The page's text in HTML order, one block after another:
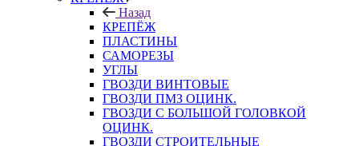
Назад
КРЕПЁЖ
ПЛАСТИНЫ
САМОРЕЗЫ
УГЛЫ
ГВОЗДИ ВИНТОВЫЕ
ГВОЗДИ ПМЗ ОЦИНК.
ГВОЗДИ С БОЛЬШОЙ ГОЛОВКОЙ
ОЦИНК.
ГВОЗДИ СТРОИТЕЛЬНЫЕ